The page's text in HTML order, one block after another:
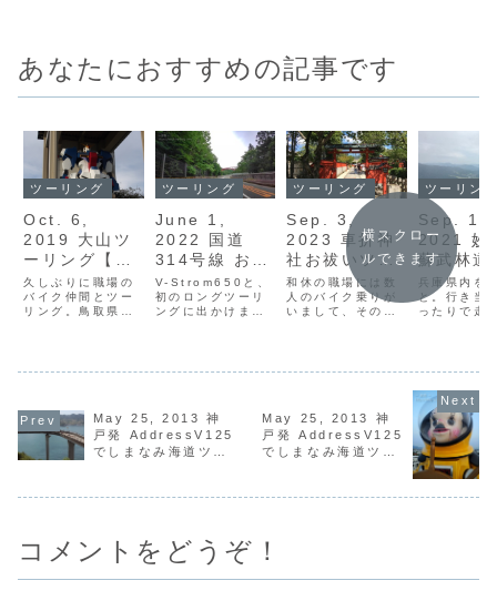
あなたにおすすめの記事です
ツーリング
Oct. 6,
2019 大山ツ
ーリング【雨
のベールに阻
まれて】
久しぶりに職場の
バイク仲間とツー
リング。鳥取県に
らない雨に降られ
るハメに。そのま
ま帰るのもしゃく
なので、南下して
Zガンダムを見に
ツーリング
June 1,
2022 国道
314号線 おろ
ちループ体験
記
V-Strom650と、
初のロングツーリ
ングに出かけまし
道314号線にあ
大な2重ループ橋
です。
ツーリング
Sep. 3,
2023 車折神
社お祓いツー
リング
和休の職場には数
人のバイク乗りが
いまして、そのう
になりました。本
都府にある「車折
神社」です。
ツーリン
Sep.
2021 妙
蘇武林道
リング
兵庫県内を
と。行き当
ったりで走
横スクロー
ルできます
May 25, 2013 神
戸発 AddressV125
でしまなみ海道ツー
May 25, 2013 神
戸発 AddressV125
でしまなみ海道ツー
コメントをどうぞ！